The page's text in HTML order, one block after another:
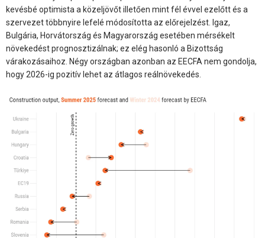
kevésbé optimista a közeljövőt illetően mint fél évvel ezelőtt és a
szervezet többnyire lefelé módosította az előrejelzést. Igaz,
Bulgária, Horvátország és Magyarország esetében mérsékelt
növekedést prognosztizálnak; ez elég hasonló a Bizottság
várakozásaihoz. Négy országban azonban az EECFA nem gondolja,
hogy 2026-ig pozitív lehet az átlagos reálnövekedés.